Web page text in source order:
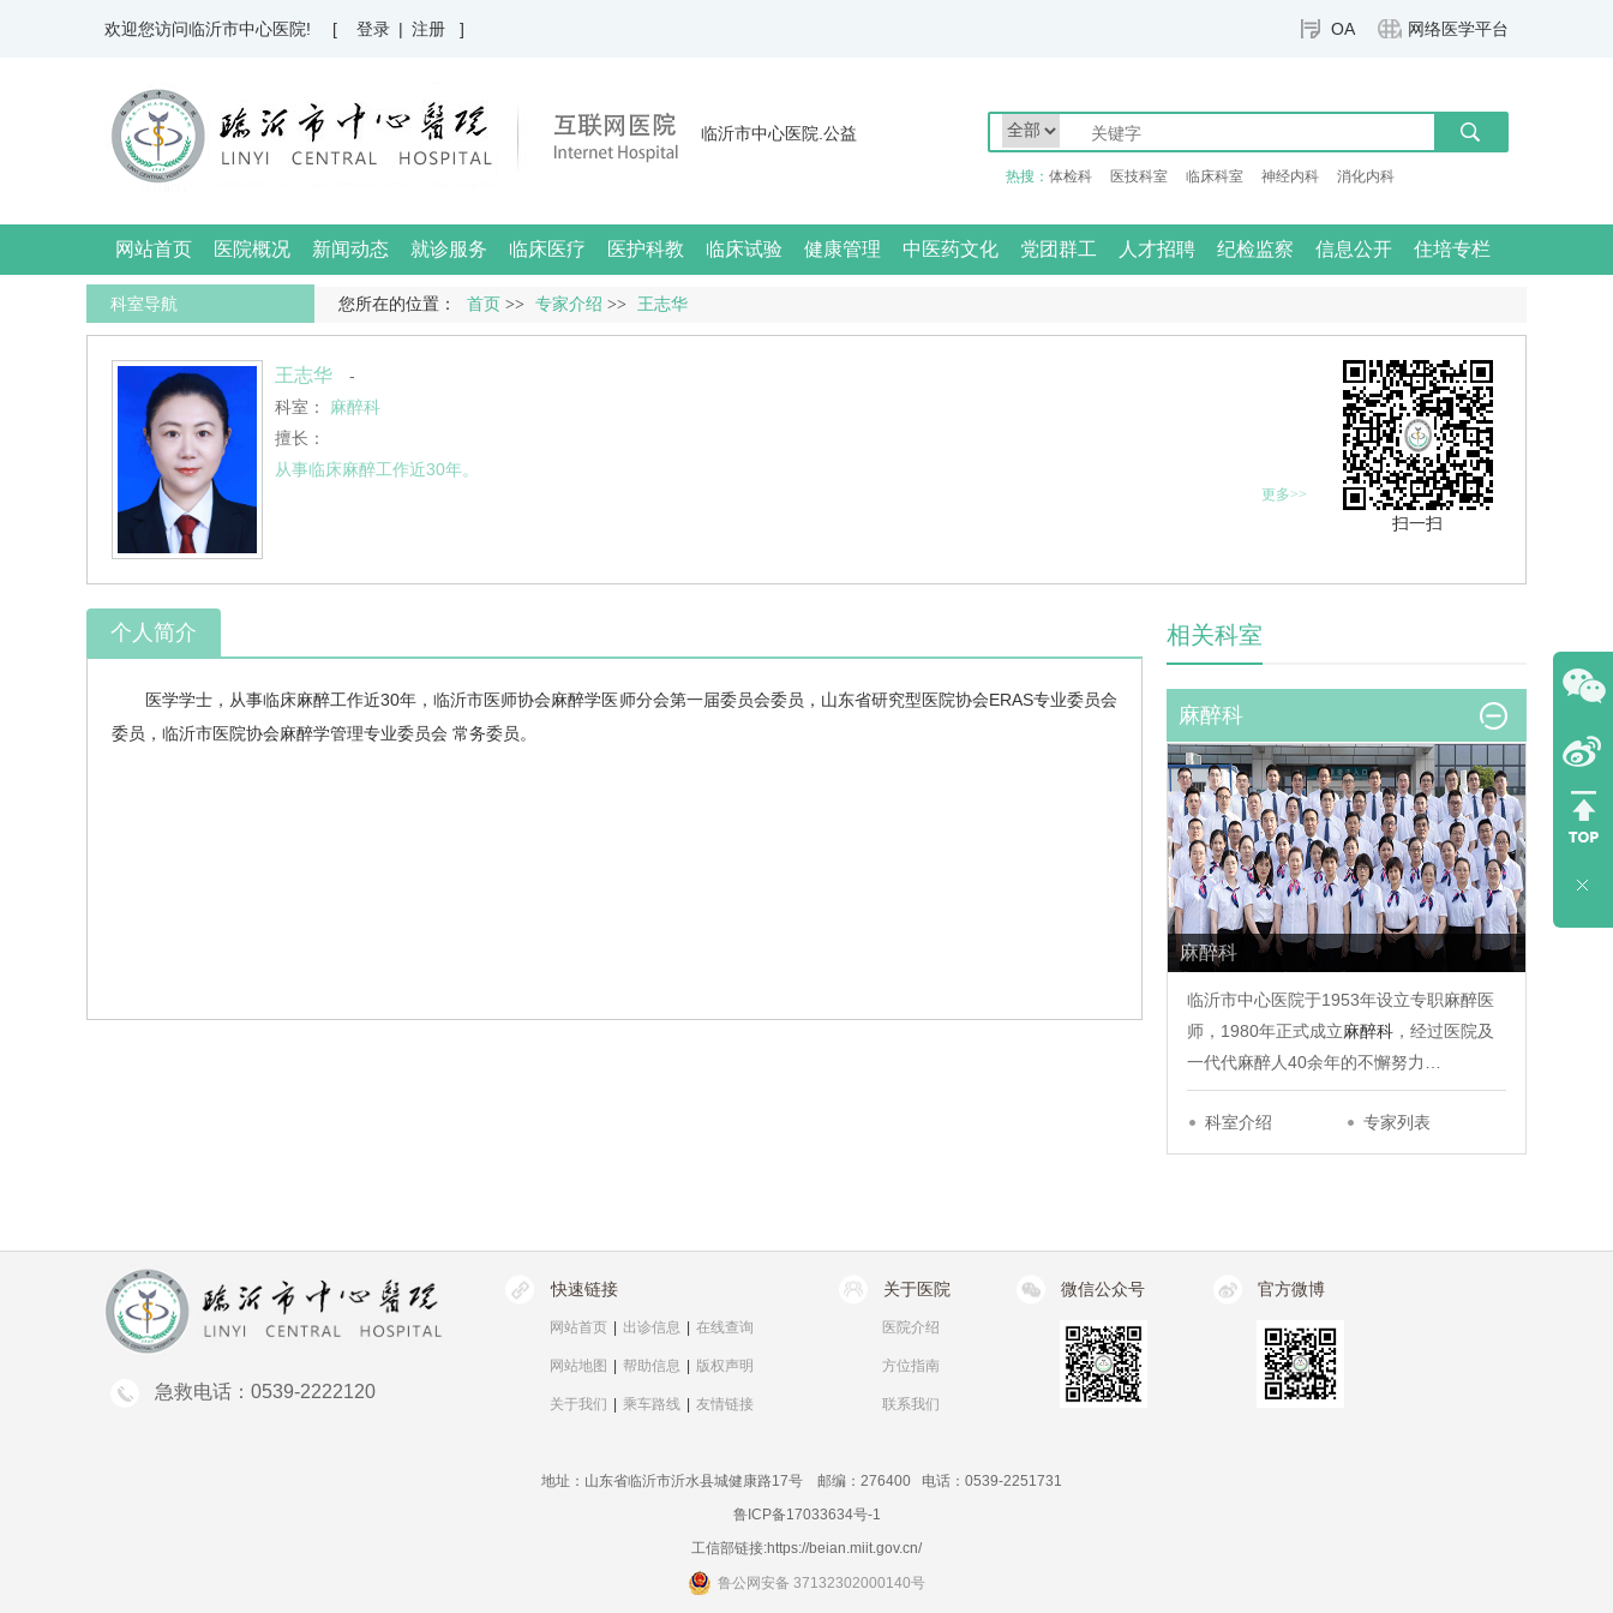
OA 网络医学平台
欢迎您访问临沂市中心医院! [ 登录 | 注册 ]
临沂市中心医院.公益
热搜： 体检科 医技科室 临床科室 神经内科 消化内科
网站首页 医院概况 新闻动态 就诊服务 临床医疗 医护科教 临床试验 健康管理 中医药文化 党团群工 人才招聘 纪检监察 信息公开 住培专栏
您所在的位置： 首页 >> 专家介绍 >> 王志华
科室导航
王志华
-
科室： 麻醉科
擅长：
从事临床麻醉工作近30年。
更多>>
扫一扫
个人简介
医学学士，从事临床麻醉工作近30年，临沂市医师协会麻醉学医师分会第一届委员会委员，山东省研究型医院协会ERAS专业委员会
委员，临沂市医院协会麻醉学管理专业委员会 常务委员。
相关科室
麻醉科
麻醉科
临沂市中心医院于1953年设立专职麻醉医
师，1980年正式成立麻醉科 ，经过医院及
一代代麻醉人40余年的不懈努力…
科室介绍 专家列表
急救电话：0539-2222120
快速链接
网站首页 出诊信息 在线查询
网站地图 帮助信息 版权声明
关于我们 乘车路线 友情链接
关于医院
医院介绍
方位指南
联系我们
微信公众号 官方微博
地址：山东省临沂市沂水县城健康路17号 邮编：276400 电话：0539-2251731
鲁ICP备17033634号-1
工信部链接:https://beian.miit.gov.cn/
鲁公网安备 37132302000140号